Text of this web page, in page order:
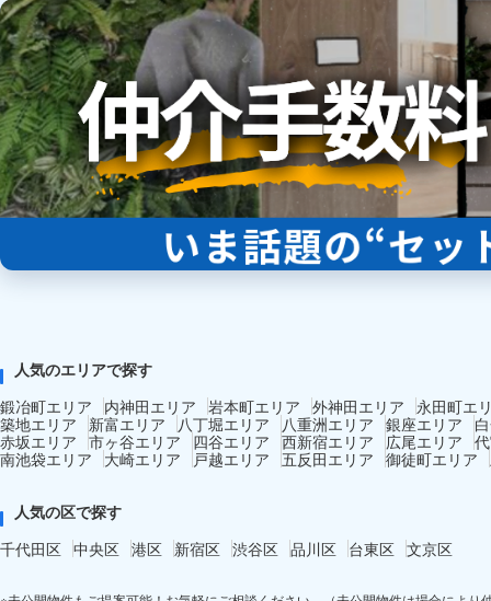
人気のエリアで探す
鍛冶町エリア
内神田エリア 岩本町エリア 外神田エリア
永田町エ
築地エリア
新富エリア 八丁堀エリア 八重洲エリア 銀座エリア
赤坂エリア 市ヶ谷エリア 四谷エリア 西新宿エリア 広尾エリア
南池袋エリア
大崎エリア 戸越エリア 五反田エリア 御徒町エリア
人気の区で探す
千代田区 中央区 港区 新宿区 渋谷区 品川区 台東区 文京区